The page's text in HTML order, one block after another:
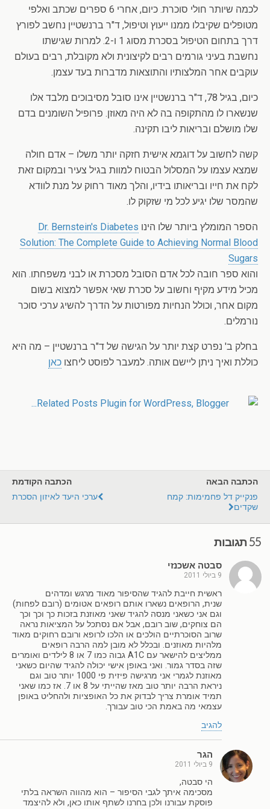
לכמה שיותר חולי סוכרת. כיום, אחרי 6 ספרים שכתב ואלפי
מטופלים שקיבלו ממנו ייעוץ וטיפול, ד"ר ברנשטיין נחשב לפורץ
דרך בתחום הטיפול בסכרת מסוג 1 ו-2. למרות שגישתו
נחשבת בעיני גורמים רבים לקיצונית ולא מקובלת, רבים בעולם
עוקבים אחר המלצותיו והתוצאות מדברות בעד עצמן.
כיום, בגיל 78, ד"ר ברנשטיין אינו סובל מסיבוכים מלבד אלו
שנשארו לו מהתקופה בה לא היה מאוזן. פרופיל השומנים בדם
שלו מושלם ובריאות ליבו תקינה.
קשה לחשוב על דוגמא אישית חזקה יותר משלו – אדם חולה
שמצא עצמו על המסלול הבטוח למוות בגיל צעיר ובמקום זאת
לקח את חייו ובריאותו בידיו, והלך מאוד רחוק על מנת לוודא
שהמסר שלו יגיע לכל מי שזקוק לו.
הספר המומלץ ביותר שלו הינו Dr. Bernstein's Diabetes
Solution: The Complete Guide to Achieving Normal Blood
Sugars
והוא ספר חובה לכל אדם הסובל מסכרת או לבני משפחתו. הוא
מכיל מידע מקיף וחשוב על סכרת שאי אפשר למצוא בשום
מקום אחר, וכולל הנחיות מפורטות על הדרך להשיג ערכי סוכר
נורמלים.
בחלק ב' נפרט קצת יותר על הגישה של ד"ר ברנשטיין – מה היא
כוללת ואיך ניתן ליישם אותה. למעבר לפוסט ליחצו כאן
הכתבה הקודמת
ערכי היעד לאיזון הסכרת
הכתבה הבאה
פנקייק דל פחמימות: קמח
שקדים
55 תגובות
סבטה אשכנזי
9 ביולי 2011
ראשית חייבת להגיד שהסיפור מאוד מרגש ומדהים
שנית, הרופאים נשארו אותם רופאים אטומים (רובם לפחות)
וגם אני כשאני מנסה להגיד שאני מאוזנת בזכות כך וכך וכך
הם צוחקים, שוב רובם, אבל אם נסתכל על המציאות נראה
שרוב הסוכרתיים הולכים או הלכו לרופא ורובם רחוקים מאוד
מלהיות מאוזנים. ובכלל לא מובן למה הרבה רופאים
ממליצים להישאר עם A1C גבוה כמו 7 או 8 לילדים ואומרים
שזה בסדר גמור. ואני באופן אישי יכולה להגיד שהיום כשאני
מאוזנת לגמרי אני מרגישה פיזית פי 1000 יותר טוב וגם
ניראת הרבה יותר טוב מאז שהייתי על 8 או 7. אז כמו שאני
תמיד אומרת צריך לבדוק את כל האופציות ולהחליט באופן
עצמאי מה באמת הכי טוב עבורך.
להגיב
הגר
9 ביולי 2011
הי סבטה,
מסכימה איתך לגבי הסיפור – הוא מהווה השראה בלתי
פוסקת עבורנו ולכן בחרנו לשתף אותו כאן, ולא להיצמד